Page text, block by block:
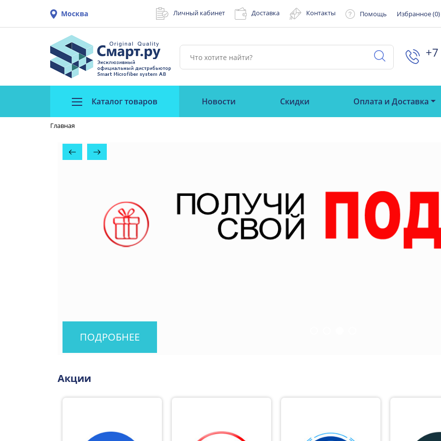
Москва Личный кабинет Доставка Контакты Помощь Избранное (0)
Каталог товаров Новости Скидки Оплата и Доставка
Главная
ПОДРОБНЕЕ
Акции